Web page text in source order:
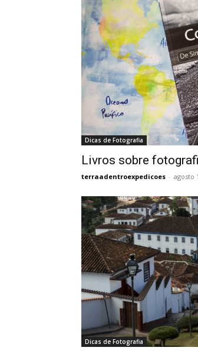
Dicas de Fotografia
Livros sobre
terraadentroexpedicoes - agosto
Dicas de Fotografia